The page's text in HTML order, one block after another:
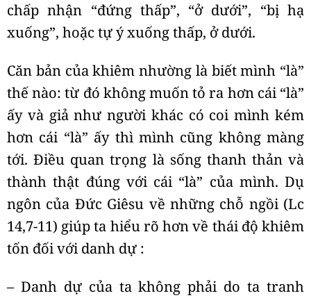
chấp nhận “đứng thấp”, “ở dưới”, “bị hạ
xuống”, hoặc tự ý xuống thấp, ở dưới.
Căn bản của khiêm nhường là biết mình “là”
thế nào: từ đó không muốn tỏ ra hơn cái “là”
ấy và giả như người khác có coi mình kém
hơn cái “là” ấy thì mình cũng không màng
tới. Điều quan trọng là sống thanh thản và
thành thật đúng với cái “là” của mình. Dụ
ngôn của Đức Giêsu về những chỗ ngồi (Lc
14,7-11) giúp ta hiểu rõ hơn về thái độ khiêm
tốn đối với danh dự :
– Danh dự của ta không phải do ta tranh